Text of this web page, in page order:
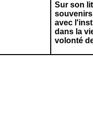
Sur son
avec
dans la
volonté